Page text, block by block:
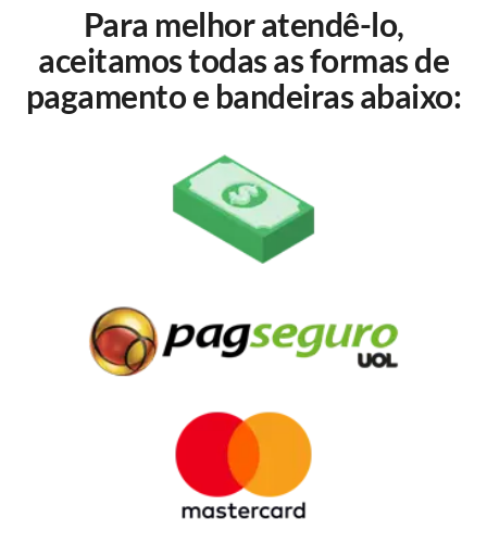
Para melhor atendê-lo,
aceitamos todas as formas de
pagamento e bandeiras abaixo: